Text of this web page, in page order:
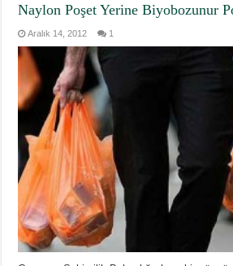
Naylon Poşet Yerine Biyobozunur
Aralık 14, 2012 1